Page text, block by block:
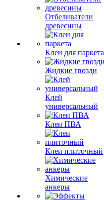
Отбеливатели
древесины
Клеи для паркета
Жидкие гвозди
Клей
универсальный
Клеи ПВА
Клеи плиточный
Химические
анкеры